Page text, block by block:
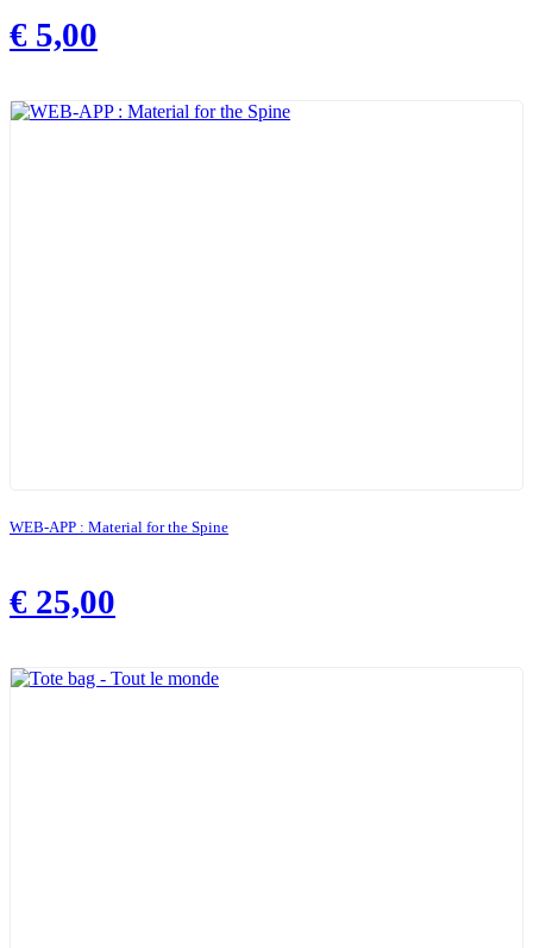
€ 5,00
WEB-APP : Material for the Spine
€ 25,00